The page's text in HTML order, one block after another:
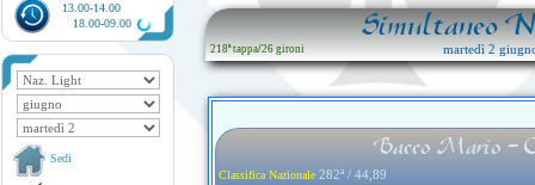
13.00-14.00
18.00-09.00
Sedi
Simultaneo
218ª tappa/26 gironi martedì 2
Bacco Mario -
Classifica Nazionale 282ª / 44,89